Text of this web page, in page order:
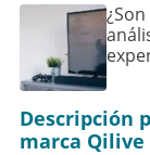
Descripción
marca Qilive